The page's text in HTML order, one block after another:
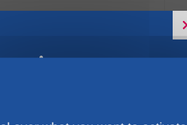
estivaux